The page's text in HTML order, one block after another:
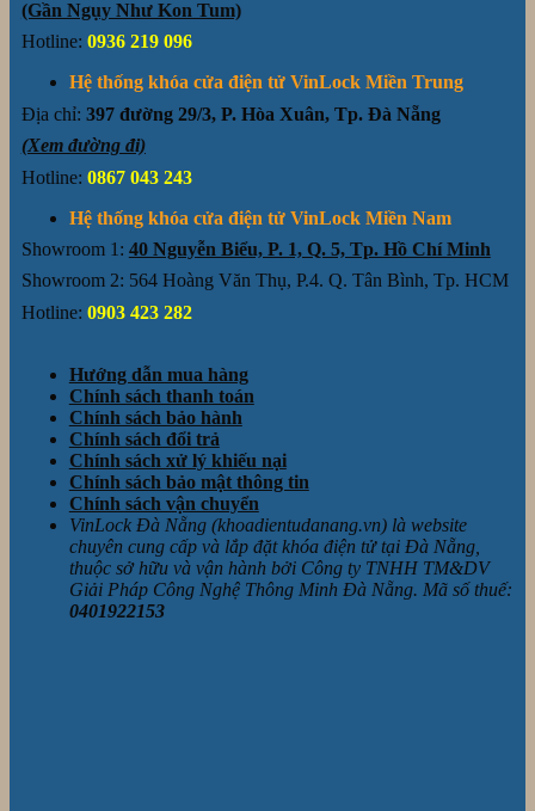
(Gần Ngụy Như Kon Tum)
Hotline: 0936 219 096
Hệ thống khóa cửa điện tử VinLock Miền Trung
Địa chỉ: 397 đường 29/3, P. Hòa Xuân, Tp. Đà Nẵng
(Xem đường đi)
Hotline: 0867 043 243
Hệ thống khóa cửa điện tử VinLock Miền Nam
Showroom 1: 40 Nguyễn Biểu, P. 1, Q. 5, Tp. Hồ Chí Minh
Showroom 2: 564 Hoàng Văn Thụ, P.4. Q. Tân Bình, Tp. HCM
Hotline: 0903 423 282
Hướng dẫn mua hàng
Chính sách thanh toán
Chính sách bảo hành
Chính sách đổi trả
Chính sách xử lý khiếu nại
Chính sách bảo mật thông tin
Chính sách vận chuyển
VinLock Đà Nẵng (khoadientudanang.vn) là website
chuyên cung cấp và lắp đặt khóa điện tử tại Đà Nẵng,
thuộc sở hữu và vận hành bởi Công ty TNHH TM&DV
Giải Pháp Công Nghệ Thông Minh Đà Nẵng. Mã số thuế:
0401922153